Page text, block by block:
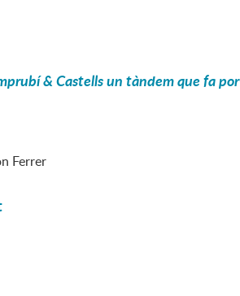
& Castells un tàndem que fa por
Ferrer